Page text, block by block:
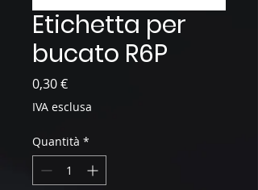
Etichetta per
bucato R6P
0,30 €Prezzo
IVA esclusa
Quantità *